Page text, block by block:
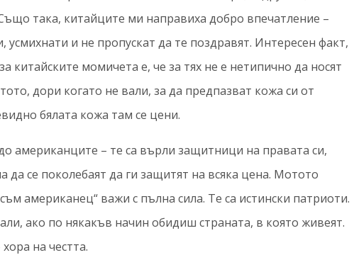
така, китайците ми направиха добро впечатление –
усмихнати и не пропускат да те поздравят. Интересен факт,
китайските момичета е, че за тях не е нетипично да носят
дори когато не вали, за да предпазват кожа си от
бялата кожа там се цени.
американците – те са върли защитници на правата си,
да се поколебаят да ги защитят на всяка цена. Мотото
съм американец“ важи с пълна сила. Те са истински патриоти.
ако по някакъв начин обидиш страната, в която живеят.
на честта.